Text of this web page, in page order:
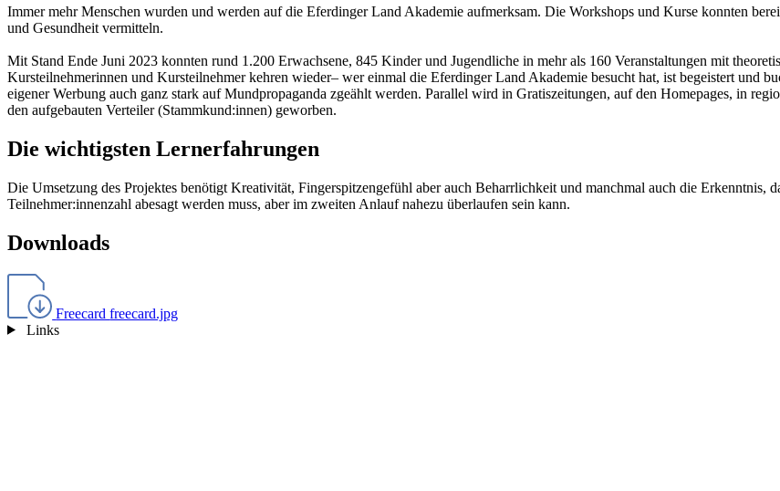
Immer mehr Menschen wurden und werden auf die Eferdinger Land Akademie aufmerksam. Die Workshops und Kurse konnten
und Gesundheit vermitteln.
Mit Stand Ende Juni 2023 konnten rund 1.200 Erwachsene, 845 Kinder und Jugendliche in mehr als 160 Veranstaltungen mit
Kursteilnehmerinnen und Kursteilnehmer kehren wieder– wer einmal die Eferdinger Land Akademie besucht hat, ist begeistert und
eigener Werbung auch ganz stark auf Mundpropaganda zgeählt werden. Parallel wird in Gratiszeitungen, auf den Homepages, in
den aufgebauten Verteiler (Stammkund:innen) geworben.
Die wichtigsten Lernerfahrungen
Die Umsetzung des Projektes benötigt Kreativität, Fingerspitzengefühl aber auch Beharrlichkeit und manchmal auch die Erkenntnis,
Teilnehmer:innenzahl abesagt werden muss, aber im zweiten Anlauf nahezu überlaufen sein kann.
Downloads
Freecardfreecard.jpg
Links